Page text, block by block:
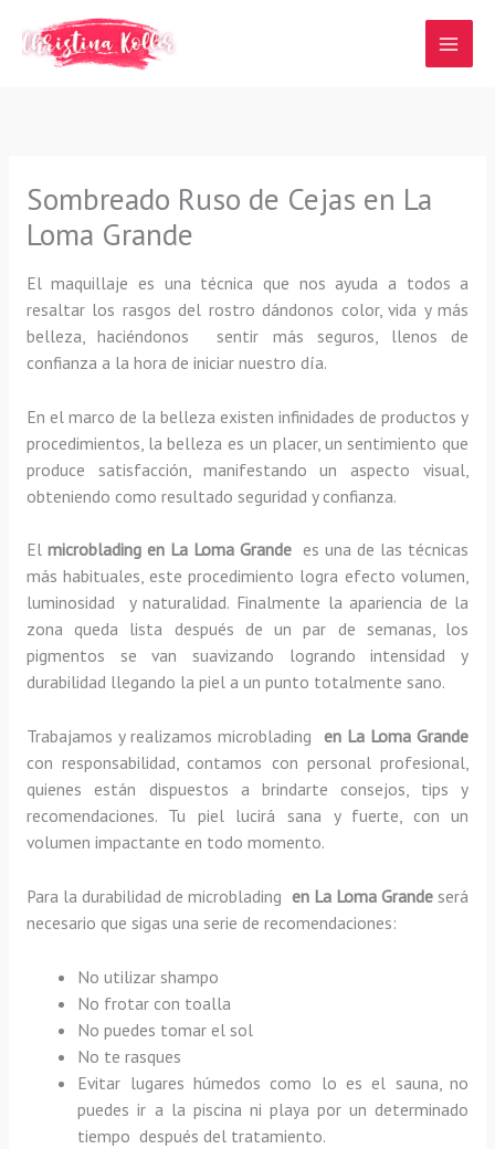
contenido
Sombreado Ruso de Cejas en La
Loma Grande
El maquillaje es una técnica que nos ayuda a todos a
resaltar los rasgos del rostro dándonos color, vida y más
belleza, haciéndonos sentir más seguros, llenos de
confianza a la hora de iniciar nuestro día.
En el marco de la belleza existen infinidades de productos y
procedimientos, la belleza es un placer, un sentimiento que
produce satisfacción, manifestando un aspecto visual,
obteniendo como resultado seguridad y confianza.
El microblading en La Loma Grande es una de las técnicas
más habituales, este procedimiento logra efecto volumen,
luminosidad y naturalidad. Finalmente la apariencia de la
zona queda lista después de un par de semanas, los
pigmentos se van suavizando logrando intensidad y
durabilidad llegando la piel a un punto totalmente sano.
Trabajamos y realizamos microblading en La Loma Grande
con responsabilidad, contamos con personal profesional,
quienes están dispuestos a brindarte consejos, tips y
recomendaciones. Tu piel lucirá sana y fuerte, con un
volumen impactante en todo momento.
Para la durabilidad de microblading en La Loma Grande será
necesario que sigas una serie de recomendaciones:
No utilizar shampo
No frotar con toalla
No puedes tomar el sol
No te rasques
Evitar lugares húmedos como lo es el sauna, no
puedes ir a la piscina ni playa por un determinado
tiempo después del tratamiento.